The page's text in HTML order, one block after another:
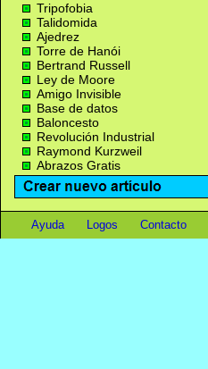
Tripofobia
Talidomida
Ajedrez
Torre de Hanói
Bertrand Russell
Ley de Moore
Amigo Invisible
Base de datos
Baloncesto
Revolución Industrial
Raymond Kurzweil
Abrazos Gratis
Ayuda Logos Contacto